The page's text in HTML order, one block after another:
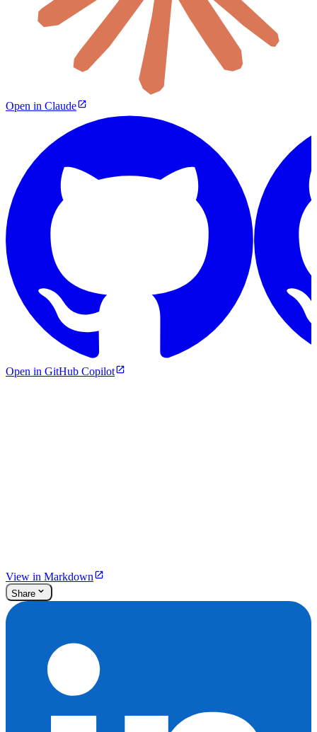
Open in Claude
Open in GitHub Copilot
View in Markdown
Share